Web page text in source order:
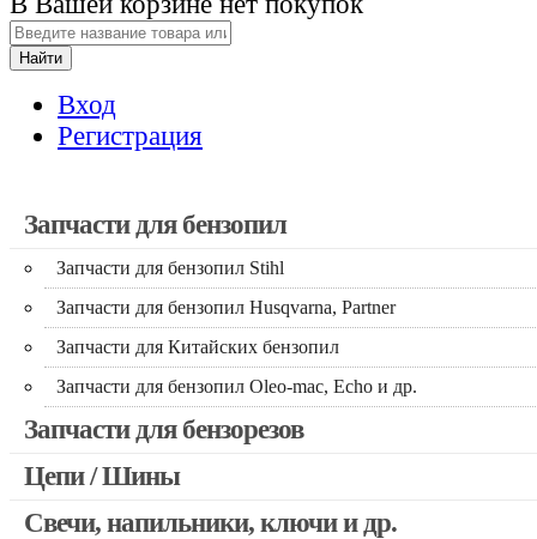
Найти
Вход
Регистрация
Запчасти для бензопил
Запчасти для бензопил Stihl
Запчасти для бензопил Husqvarna, Partner
Запчасти для Китайских бензопил
Запчасти для бензопил Oleo-mac, Echo и др.
Запчасти для бензорезов
Цепи / Шины
Свечи, напильники, ключи и др.